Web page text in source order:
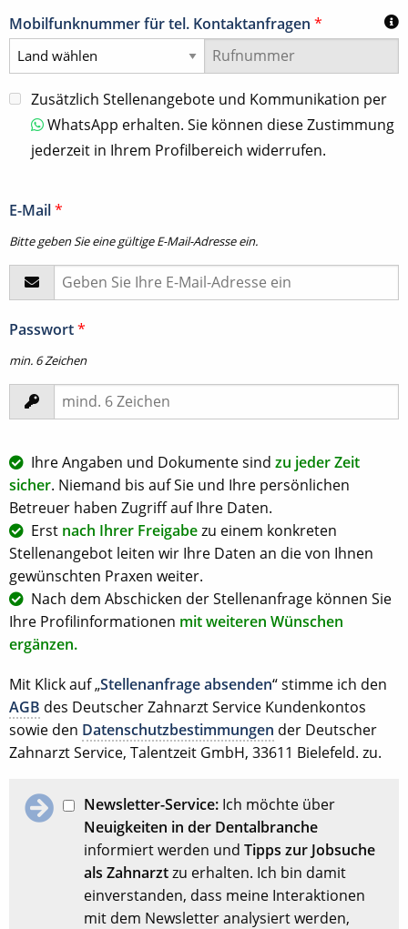
Mobilfunknummer für tel. Kontaktanfragen *
Zusätzlich Stellenangebote und Kommunikation per
WhatsApp erhalten. Sie können diese Zustimmung
jederzeit in Ihrem Profilbereich widerrufen.
E-Mail*
Bitte geben Sie eine gültige E-Mail-Adresse ein.
Passwort*
min. 6 Zeichen
Ihre Angaben und Dokumente sind zu jeder Zeit
sicher. Niemand bis auf Sie und Ihre persönlichen
Betreuer haben Zugriff auf Ihre Daten.
Erst nach Ihrer Freigabezu einem konkreten
Stellenangebot leiten wir Ihre Daten an die von Ihnen
gewünschten Praxen weiter.
Nach dem Abschicken der Stellenanfrage können Sie
Ihre Profilinformationen mit weiteren Wünschen
ergänzen.
Mit Klick auf „Stellenanfrage absenden“ stimme ich den
AGB des Deutscher Zahnarzt Service Kundenkontos
sowie den Datenschutzbestimmungen der Deutscher
Zahnarzt Service, Talentzeit GmbH, 33611 Bielefeld. zu.
Newsletter-Service: Ich möchte über
Neuigkeiten in der Dentalbranche
informiert werden undTipps zur Jobsuche
als Zahnarztzu erhalten. Ich bin damit
einverstanden, dass meine Interaktionen
mit dem Newsletter analysiert werden,